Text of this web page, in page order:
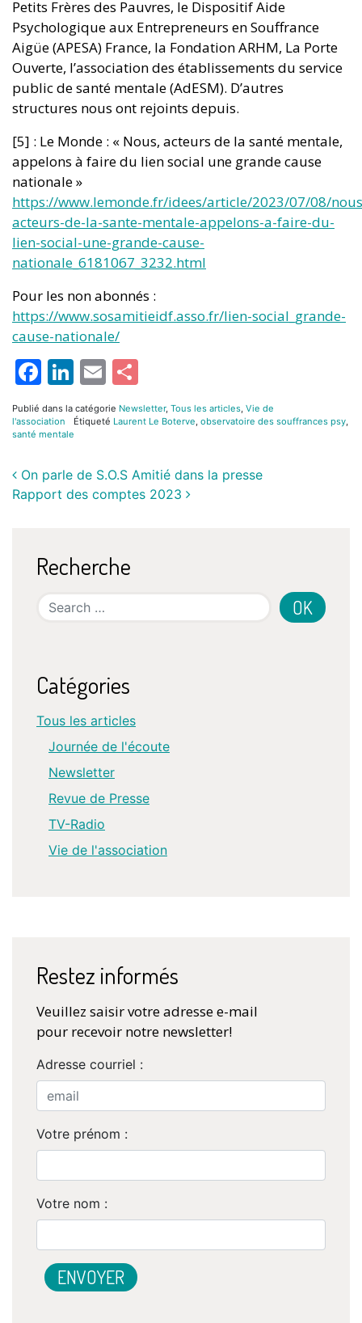
Petits Frères des Pauvres, le Dispositif Aide
Psychologique aux Entrepreneurs en Souffrance
Aigüe (APESA) France, la Fondation ARHM, La Porte
Ouverte, l’association des établissements du service
public de santé mentale (AdESM). D’autres
structures nous ont rejoints depuis.
[5] : Le Monde : « Nous, acteurs de la santé mentale,
appelons à faire du lien social une grande cause
nationale »
https://www.lemonde.fr/idees/article/2023/07/08/
acteurs-de-la-sante-mentale-appelons-a-faire-du-
lien-social-une-grande-cause-
nationale_6181067_3232.html
Pour les non abonnés :
https://www.sosamitieidf.asso.fr/lien-social_grande-
cause-nationale/
Facebook
LinkedIn
Email
Publié dans la catégorie Newsletter, Tous les articles, Vie de
l'association
Étiqueté Laurent Le Boterve, observatoire des souffrances psy,
santé mentale
On parle de S.O.S Amitié dans la presse
Rapport des comptes 2023
Recherche
Search
Catégories
Tous les articles
Journée de l'écoute
Newsletter
Revue de Presse
TV-Radio
Vie de l'association
Restez informés
Veuillez saisir votre adresse e-mail
pour recevoir notre newsletter!
Adresse courriel :
Votre prénom :
Votre nom :